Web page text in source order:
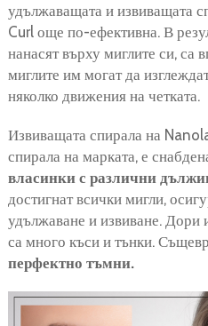
удължаващата и извиващата
Curl още по-ефективна. В
нанасят върху миглите си, са
миглите им могат да
няколко движения на четката.
Извиващата спирала на
спирала на марката, е
власинки с различни
достигнат всички мигли,
удължаване и извиване. Дори
са много къси и тънки.
перфектно тъмни.